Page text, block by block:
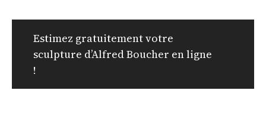
Estimez gratuitement votre
sculpture d’Alfred Boucher en ligne
!